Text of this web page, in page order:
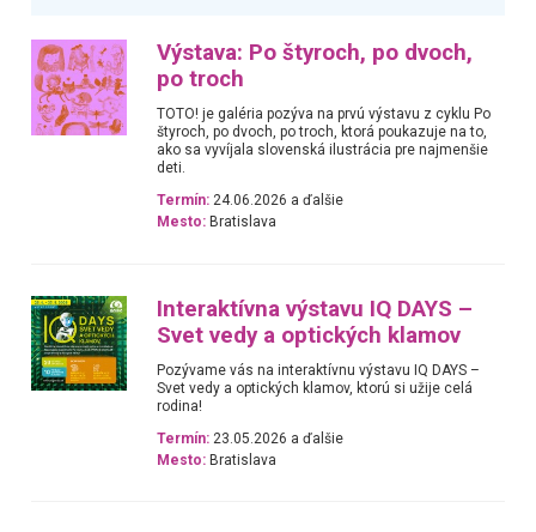
Výstava: Po štyroch, po dvoch,
po troch
TOTO! je galéria pozýva na prvú výstavu z cyklu Po
štyroch, po dvoch, po troch, ktorá poukazuje na to,
ako sa vyvíjala slovenská ilustrácia pre najmenšie
deti.
Termín: 24.06.2026 a ďalšie
Mesto: Bratislava
Interaktívna výstavu IQ DAYS –
Svet vedy a optických klamov
Pozývame vás na interaktívnu výstavu IQ DAYS –
Svet vedy a optických klamov, ktorú si užije celá
rodina!
Termín: 23.05.2026 a ďalšie
Mesto: Bratislava